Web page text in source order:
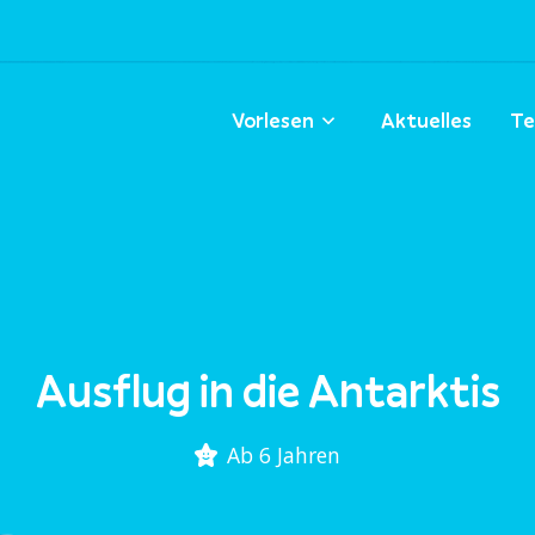
Vorlesen Aktuelles
Ausflug in die Antarktis
Ab 6 Jahren